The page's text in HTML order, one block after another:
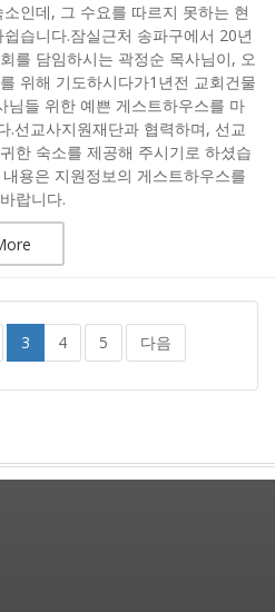
인데, 그 수요를 따르지 못하는 현
습니다.잠실근처 송파구에서 20년
를 담임하시는 곽정순 목사님이, 오
위해 기도하시다가1년전 교회건물
님들 위한 예쁜 게스트하우스를 마
.선교사지원재단과 협력하며, 선교
한 숙소를 제공해 주시기로 하셨습
용은 지원정보의 게스트하우스를
랍니다.
3 4 5 다음